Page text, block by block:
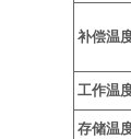
补偿温
工作温
存储温